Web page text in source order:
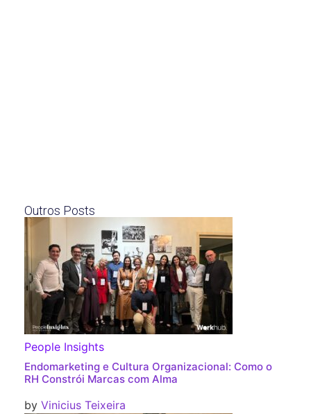
Outros Posts
People Insights
Endomarketing e Cultura Organizacional: Como o
RH Constrói Marcas com Alma
by Vinicius Teixeira